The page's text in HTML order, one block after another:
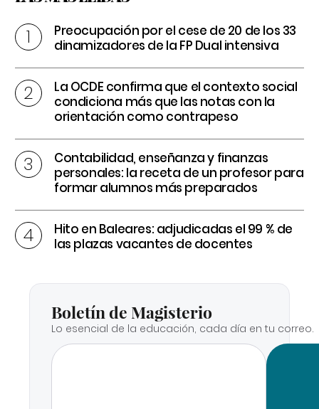
Preocupación por el cese de 20 de los 33
dinamizadores de la FP Dual intensiva
La OCDE confirma que el contexto social
condiciona más que las notas con la
orientación como contrapeso
Contabilidad, enseñanza y finanzas
personales: la receta de un profesor para
formar alumnos más preparados
Hito en Baleares: adjudicadas el 99 % de
las plazas vacantes de docentes
Boletín de Magisterio
Lo esencial de la educación, cada día en tu correo.